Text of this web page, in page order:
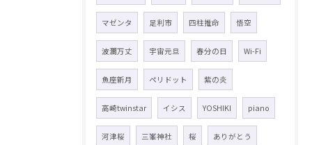
マゼンタ 足利市 四柱推命 悟空
波瀾万丈 宇宙元旦 春分の日 Wi-Fi
魚座新月 ペリドット 紫の炎
高崎twinstar イシス YOSHIKI piano
河津桜 三峯神社 桜 ありがとう